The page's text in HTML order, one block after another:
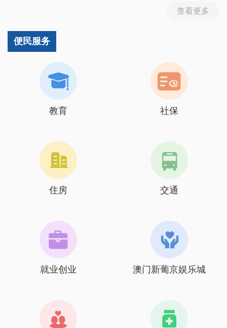
查看更多
便民服务
教育 社保
住房 交通
就业创业 澳门新葡京娱乐城